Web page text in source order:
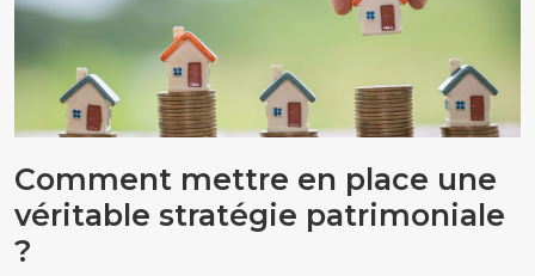
Comment mettre en place une
véritable stratégie patrimoniale
?